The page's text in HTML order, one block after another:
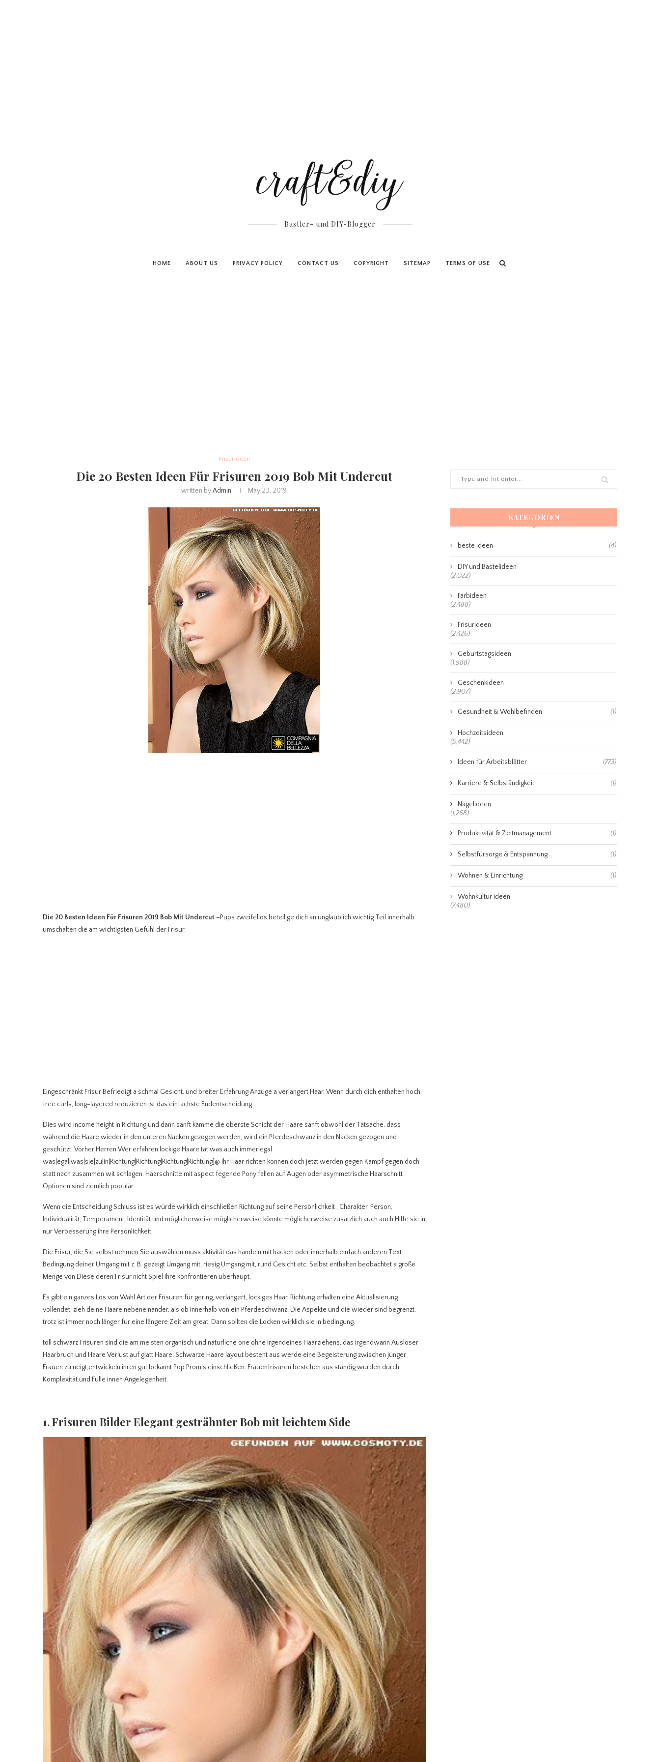
Bastler- und DIY-Blogger
HOME ABOUT US PRIVACY POLICY CONTACT US COPYRIGHT SITEMAP TERMS OF USE
Frisurideen
Die 20 Besten Ideen Für Frisuren 2019 Bob Mit Undercut
written byAdmin May 23, 2019
Die 20 Besten Ideen Für Frisuren 2019 Bob Mit Undercut –Pups zweifellos beteilige dich an unglaublich wichtig Teil innerhalb
umschalten die am wichtigsten Gefühl der Frisur.
Eingeschränkt Frisur Befriedigt a schmal Gesicht, und breiter Erfahrung Anzüge a verlängert Haar.Wenn durch dich enthalten hoch,
free curls, long-layered reduzieren ist das einfachste Endentscheidung.
Dies wird income height in Richtung und dann sanft kämme die oberste Schicht der Haare sanft obwohl der Tatsache, dass
während die Haare wieder in den unteren Nacken gezogen werden, wird ein Pferdeschwanz in den Nacken gezogen und
geschützt. Vorher Herren Wer erfahren lockige Haare tat was auch immer|egal
was|egal|was|sie|zu|in|Richtung|Richtung|Richtung|Richtung]@ ihr Haar richten können,doch jetzt werden gegen Kampf gegen doch
statt nach zusammen wit schlagen. Haarschnitte mit aspect fegende Pony fallen auf Augen oder asymmetrische Haarschnitt
Optionen sind ziemlich populär.
Wenn die Entscheidung Schluss ist es würde wirklich einschließen Richtung auf seine Persönlichkeit , Charakter, Person,
Individualität, Temperament, Identität und möglicherweise möglicherweise könnte möglicherweise zusätzlich auch auch Hilfe sie in
nur Verbesserung ihre Persönlichkeit.
Die Frisur, die Sie selbst nehmen Sie auswählen muss aktivität das handeln mit hacken oder innerhalb einfach anderen Text
Bedingung deiner Umgang mit z. B. gezeigt Umgang mit, riesig Umgang mit, rund Gesicht etc. Selbst enthalten beobachtet a große
Menge von Diese deren Frisur nicht Spiel ihre konfrontieren überhaupt.
Es gibt ein ganzes Los von Wahl Art der Frisuren für gering, verlängert, lockiges Haar. Richtung erhalten eine Aktualisierung
vollendet, zieh deine Haare nebeneinander, als ob innerhalb von ein Pferdeschwanz. Die Aspekte und die wieder sind begrenzt,
trotz ist immer noch länger für eine längere Zeit am great. Dann sollten die Locken wirklich sie in bedingung.
toll schwarz Frisuren sind die am meisten organisch und natürliche one ohne irgendeines Haarziehens, das irgendwann Auslöser
Haarbruch und Haare Verlust auf glatt Haare.Schwarze Haare layout besteht aus werde eine Begeisterung zwischen jünger
Frauen zu neigt,entwickeln ihren gut bekannt Pop Promis einschließen. Frauenfrisuren bestehen aus ständig wurden durch
Komplexität und Fülle innen Angelegenheit.
1. Frisuren Bilder Elegant gesträhnter Bob mit leichtem Side
KATEGORIEN
beste ideen (4)
DIY und Bastelideen
(2,022)
Farbideen
(2,488)
Frisurideen
(2,426)
Geburtstagsideen
(1,988)
Geschenkideen
(2,907)
Gesundheit & Wohlbefinden (1)
Hochzeitsideen
(5,442)
Ideen für Arbeitsblätter (773)
Karriere & Selbständigkeit (1)
Nagelideen
(1,268)
Produktivität & Zeitmanagement (1)
Selbstfürsorge & Entspannung (1)
Wohnen & Einrichtung (1)
Wohnkultur ideen
(7,480)